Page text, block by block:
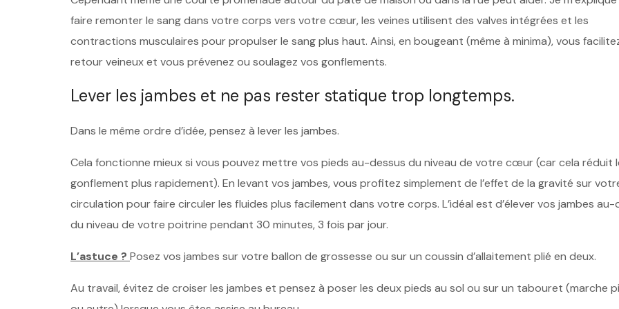
faire remonter le sang dans votre corps vers votre cœur, les veines utilisent des valves intégrées et les
contractions musculaires pour propulser le sang plus haut. Ainsi, en bougeant (même à minima), vous
retour veineux et vous prévenez ou soulagez vos gonflements.
Lever les jambes et ne pas rester statique trop longtemps.
Dans le même ordre d’idée, pensez à lever les jambes.
Cela fonctionne mieux si vous pouvez mettre vos pieds au-dessus du niveau de votre cœur (car cela réduit
gonflement plus rapidement). En levant vos jambes, vous profitez simplement de l’effet de la gravité sur
circulation pour faire circuler les fluides plus facilement dans votre corps. L’idéal est d’élever vos jambes au-
du niveau de votre poitrine pendant 30 minutes, 3 fois par jour.
L’astuce ? Posez vos jambes sur votre ballon de grossesse ou sur un coussin d’allaitement plié en deux.
Au travail, évitez de croiser les jambes et pensez à poser les deux pieds au sol ou sur un tabouret (marche